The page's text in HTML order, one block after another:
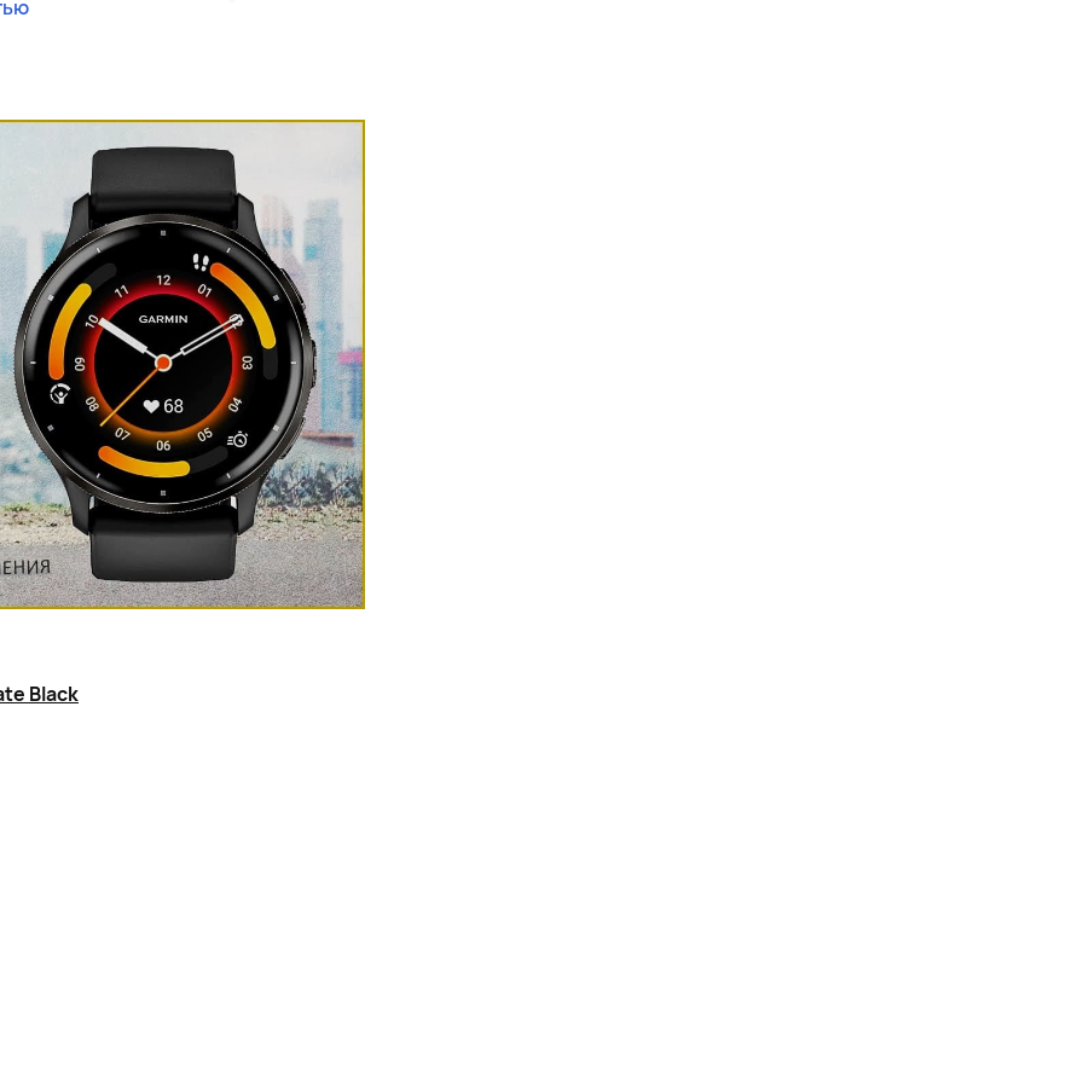
числе специальный режим для
тренировки на
функцией в Venu 2 Plus. В
включая частоту пульса,
кислородом, дыхание и уровень
через приложение Garmin
снизилось время автономной
до 9 дней (против 11
в GPS-режиме — до 8 дней.
через Bluetooth, вы можете
динамику и микрофону. Также
Google Ассистентом, Samsung
за погодой, строить маршрут в
функций.
Black